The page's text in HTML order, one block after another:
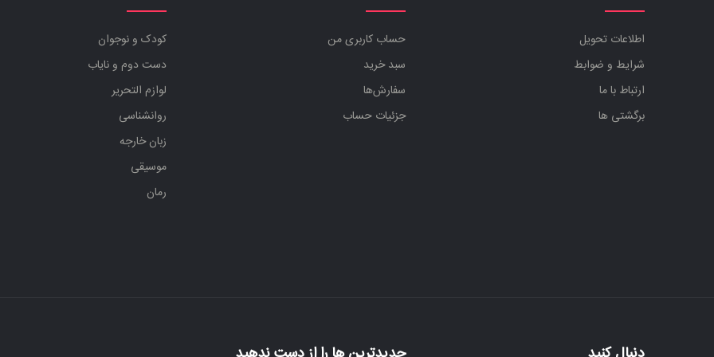
اطلاعات تحویل
شرایط و ضوابط
ارتباط با ما
برگشتی ها
حساب کاربری من
سبد خرید
سفارش‌ها
جزئیات حساب
کودک و نوجوان
دست دوم و نایاب
لوازم التحریر
روانشناسی
زبان خارجه
موسیقی
رمان